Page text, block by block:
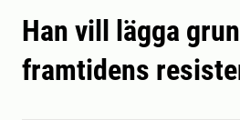
Han vill lägga
framtidens